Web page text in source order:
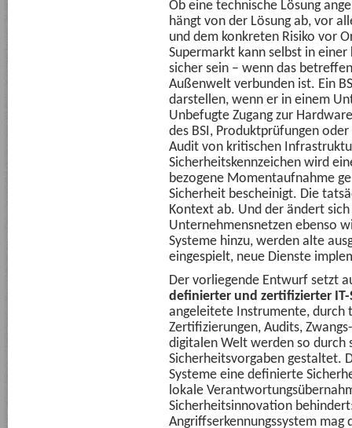
Ob eine technische Lösung
hängt von der Lösung ab, vor
und dem konkreten Risiko vor
Supermarkt kann selbst in
sicher sein – wenn das
Außenwelt verbunden ist. Ein
darstellen, wenn er in einem
Unbefugte Zugang zur
des BSI, Produktprüfungen
Audit von kritischen
Sicherheitskennzeichen wird
bezogene Momentaufnahme
Sicherheit bescheinigt. Die
Kontext ab. Und der ändert
Unternehmensnetzen ebenso
Systeme hinzu, werden alte
eingespielt, neue Dienste
Der vorliegende Entwurf setzt
definierter und zertifizierter
angeleitete Instrumente, durch
Zertifizierungen, Audits,
digitalen Welt werden so
Sicherheitsvorgaben gestaltet.
Systeme eine definierte
lokale
Sicherheitsinnovation
Angriffserkennungssystem mag